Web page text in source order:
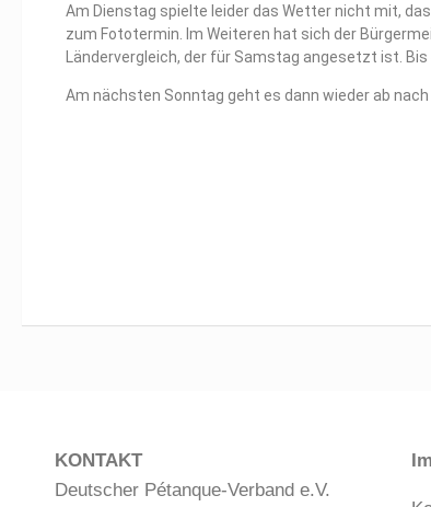
Am Dienstag spielte leider das Wetter nicht mit,
zum Fototermin. Im Weiteren hat sich der
Ländervergleich, der für Samstag angesetzt ist.
Am nächsten Sonntag geht es dann wieder ab
KONTAKT
Deutscher Pétanque-Verband e.V.